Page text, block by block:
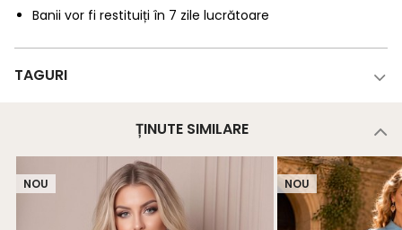
Banii vor fi restituiți în 7 zile lucrătoare
TAGURI
ȚINUTE SIMILARE
NOU NOU